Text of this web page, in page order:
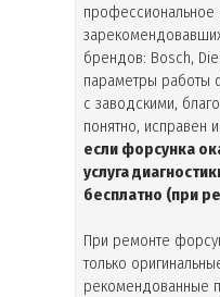
брендов: Bosch,
параметры работы
с заводскими,
понятно, исправен
если форсунка
услуга
бесплатно (при
При ремонте
только
рекомендованные